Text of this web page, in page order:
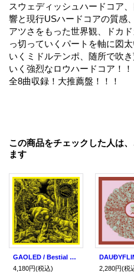
スウェディッシュハードコア
響と現行USハードコアの質感
アツさをもった世界観、ドカ
っ切っていくパートを軸に図
いくミドルテンポ、随所で吹
いく強烈なロウハードコア！！
全8曲収録！大推薦盤！！！
この商品をチェックした人は
ます
GAOLED / Bestial hardcore (Lp) Iron lung
4,180円(税込)
2,280円(税